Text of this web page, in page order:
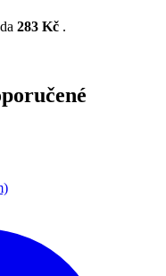
283 Kč .